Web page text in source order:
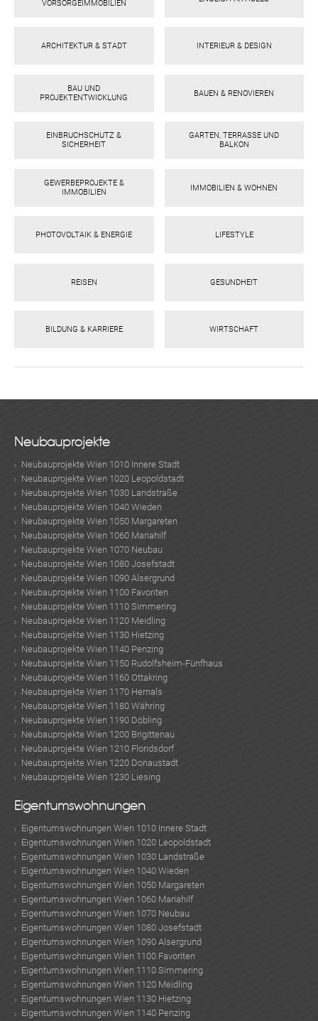
ebo agr ed ats
VORSORGEIMMOBILIEN
ARCHITEKTUR & STADT INTERIEUR & DESIGN
BAU UND
PROJEKTENTWICKLUNG
BAUEN & RENOVIEREN
EINBRUCHSCHUTZ &
SICHERHEIT
GARTEN, TERRASSE UND
BALKON
GEWERBEPROJEKTE &
IMMOBILIEN
IMMOBILIEN & WOHNEN
PHOTOVOLTAIK & ENERGIE LIFESTYLE
REISEN GESUNDHEIT
BILDUNG & KARRIERE WIRTSCHAFT
Neubauprojekte
Neubauprojekte Wien 1010 Innere Stadt
Neubauprojekte Wien 1020 Leopoldstadt
Neubauprojekte Wien 1030 Landstraße
Neubauprojekte Wien 1040 Wieden
Neubauprojekte Wien 1050 Margareten
Neubauprojekte Wien 1060 Mariahilf
Neubauprojekte Wien 1070 Neubau
Neubauprojekte Wien 1080 Josefstadt
Neubauprojekte Wien 1090 Alsergrund
Neubauprojekte Wien 1100 Favoriten
Neubauprojekte Wien 1110 Simmering
Neubauprojekte Wien 1120 Meidling
Neubauprojekte Wien 1130 Hietzing
Neubauprojekte Wien 1140 Penzing
Neubauprojekte Wien 1150 Rudolfsheim-Fünfhaus
Neubauprojekte Wien 1160 Ottakring
Neubauprojekte Wien 1170 Hernals
Neubauprojekte Wien 1180 Währing
Neubauprojekte Wien 1190 Döbling
Neubauprojekte Wien 1200 Brigittenau
Neubauprojekte Wien 1210 Floridsdorf
Neubauprojekte Wien 1220 Donaustadt
Neubauprojekte Wien 1230 Liesing
Eigentumswohnungen
Eigentumswohnungen Wien 1010 Innere Stadt
Eigentumswohnungen Wien 1020 Leopoldstadt
Eigentumswohnungen Wien 1030 Landstraße
Eigentumswohnungen Wien 1040 Wieden
Eigentumswohnungen Wien 1050 Margareten
Eigentumswohnungen Wien 1060 Mariahilf
Eigentumswohnungen Wien 1070 Neubau
Eigentumswohnungen Wien 1080 Josefstadt
Eigentumswohnungen Wien 1090 Alsergrund
Eigentumswohnungen Wien 1100 Favoriten
Eigentumswohnungen Wien 1110 Simmering
Eigentumswohnungen Wien 1120 Meidling
Eigentumswohnungen Wien 1130 Hietzing
Eigentumswohnungen Wien 1140 Penzing